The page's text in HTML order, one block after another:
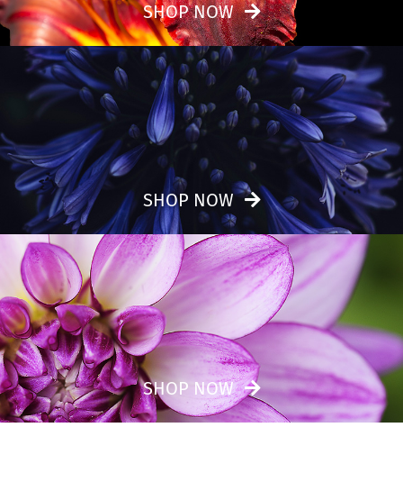
SHOP NOW
SHOP NOW
SHOP NOW